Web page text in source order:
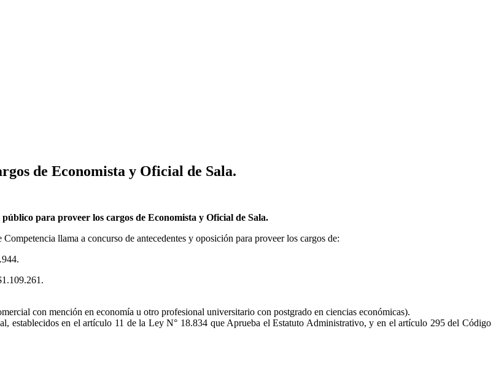
de Economista y Oficial de Sala.
para proveer los cargos de Economista y Oficial de Sala.
llama a concurso de antecedentes y oposición para proveer los cargos de:
con mención en economía u otro profesional universitario con postgrado en ciencias económicas).
establecidos en el artículo 11 de la Ley N° 18.834 que Aprueba el Estatuto Administrativo, y en el artículo 295 del Código